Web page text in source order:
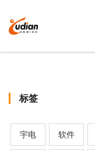
标签
宇电 软件